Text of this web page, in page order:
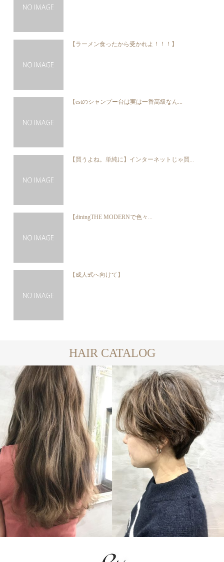
【ラーメン食ったから受かれよ！！！】
【estのシャンプー台は実は一番高級なん...
【買うよね。単純に】インターネットじゃ買...
【diningTHE MODERNで色々...
【成人式へ向けて】
HAIR CATALOG
LONG
SHORT